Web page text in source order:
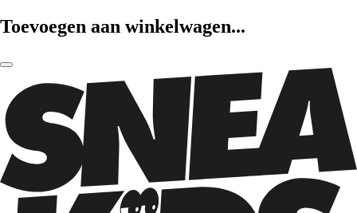
Toevoegen aan winkelwagen...